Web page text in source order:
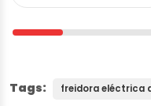
Tags: freidora eléctrica